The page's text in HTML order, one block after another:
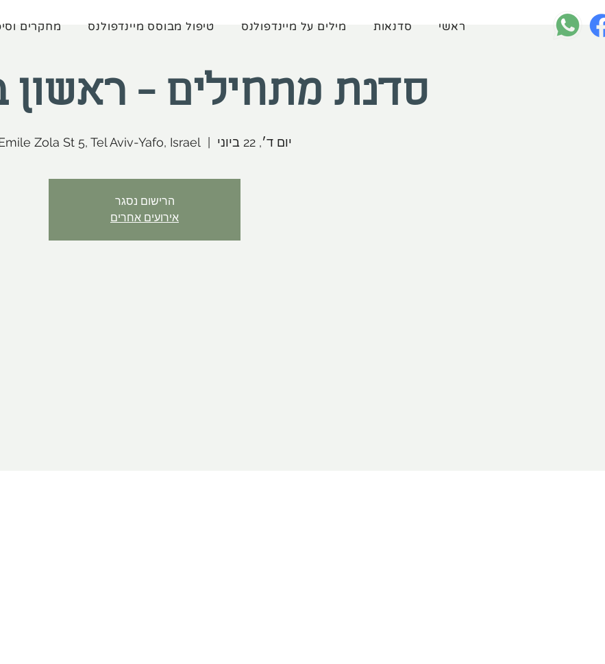
ראשי סדנאות מילים על מיינדפולנס טיפול מבוסס מיינדפולנס מחקרים
סדנת מתחילים - ראשון
יום ד׳, 22 ביוני Zola St 5, Tel Aviv-Yafo, Israel
הרישום נסגר
אירועים אחרים